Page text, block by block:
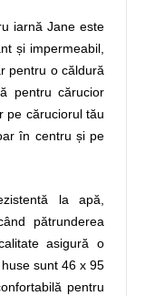
iarnă Jane este
și impermeabil,
pentru o căldură
pentru cărucior
pe căruciorul tău
în centru și pe
la apă,
pătrunderea
asigură o
sunt 46 x 95
pentru